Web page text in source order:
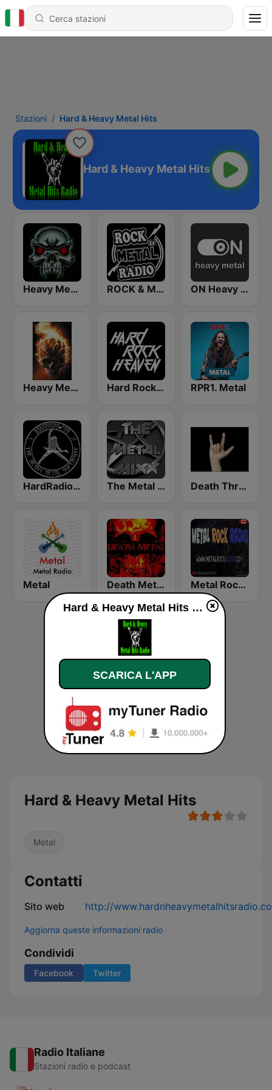
Stazioni Hard & Heavy Metal Hits
Hard & Heavy Metal Hits
Heavy Metal Radio ROCK & METAL ON Heavy Metal
Heavy Metal Music - Radio Hard Rock Heaven RPR1. Metal
HardRadio.com The Metal MIXX Death Thrash & Heavy Metal
Metal Death Metal! Metal Rock Radio
Hard & Heavy Metal Hits
Metal
Contatti
Sito web http://
Aggiorna queste informazioni radio
Condividi
Facebook Twitter
Radio Italiane
Stazioni radio e podcast
Hard & Heavy Metal Hits diretta
SCARICA L'APP